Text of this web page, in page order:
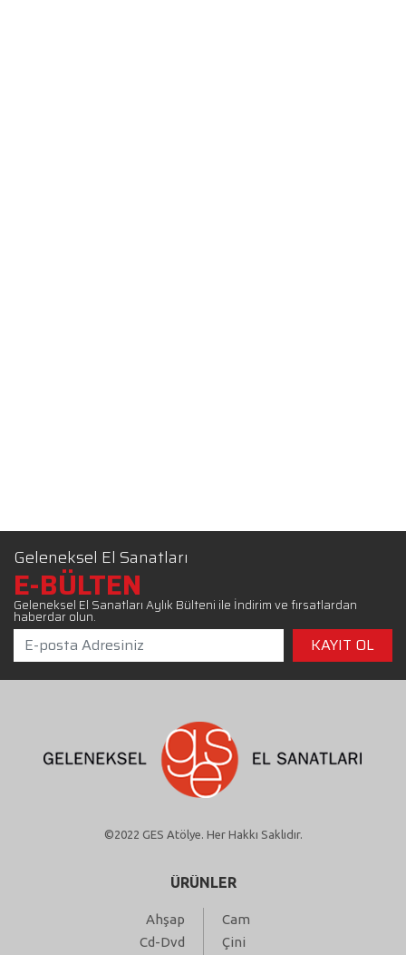
Geleneksel El Sanatları
E-BÜLTEN
Geleneksel El Sanatları Aylık Bülteni ile İndirim ve fırsatlardan
haberdar olun.
©2022 GES Atölye. Her Hakkı Saklıdır.
ÜRÜNLER
Ahşap
Cam
Cd-Dvd
Çini